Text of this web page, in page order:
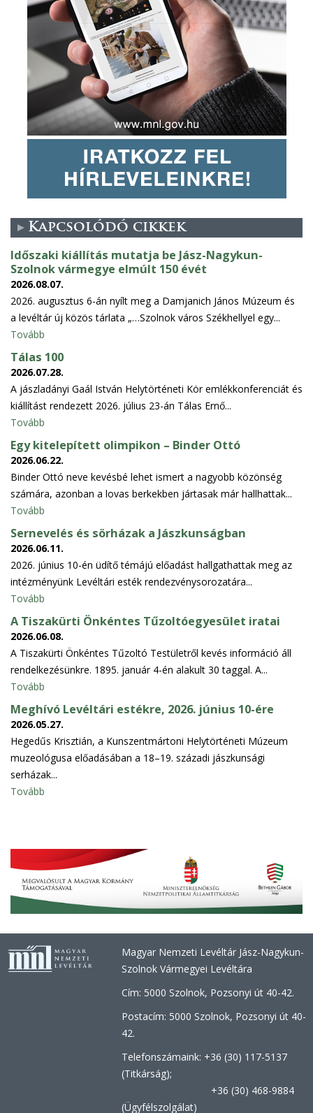
Kapcsolódó cikkek
Időszaki kiállítás mutatja be Jász-Nagykun-
Szolnok vármegye elmúlt 150 évét
2026.08.07.
2026. augusztus 6-án nyílt meg a Damjanich János Múzeum és
a levéltár új közös tárlata „…Szolnok város Székhellyel egy...
Tovább
Tálas 100
2026.07.28.
A jászladányi Gaál István Helytörténeti Kör emlékkonferenciát és
kiállítást rendezett 2026. július 23-án Tálas Ernő...
Tovább
Egy kitelepített olimpikon – Binder Ottó
2026.06.22.
Binder Ottó neve kevésbé lehet ismert a nagyobb közönség
számára, azonban a lovas berkekben jártasak már hallhattak...
Tovább
Sernevelés és sörházak a Jászkunságban
2026.06.11.
2026. június 10-én üdítő témájú előadást hallgathattak meg az
intézményünk Levéltári esték rendezvénysorozatára...
Tovább
A Tiszakürti Önkéntes Tűzoltóegyesület iratai
2026.06.08.
A Tiszakürti Önkéntes Tűzoltó Testületről kevés információ áll
rendelkezésünkre. 1895. január 4-én alakult 30 taggal. A...
Tovább
Meghívó Levéltári estékre, 2026. június 10-ére
2026.05.27.
Hegedűs Krisztián, a Kunszentmártoni Helytörténeti Múzeum
muzeológusa előadásában a 18–19. századi jászkunsági
serházak...
Tovább
Magyar Nemzeti Levéltár Jász-Nagykun-
Szolnok Vármegyei Levéltára
Cím: 5000 Szolnok, Pozsonyi út 40-42.
Postacím: 5000 Szolnok, Pozsonyi út 40-
42.
Telefonszámaink: +36 (30) 117-5137
(Titkárság);
+36 (30) 468-9884
(Ügyfélszolgálat)